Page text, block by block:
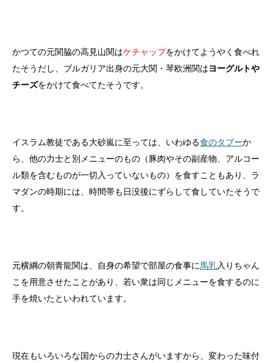
かつての元関脇の高見山関はケチャップをかけてようやく食べれ
たそうだし、ブルガリア出身の元大関・琴欧洲関はヨーグルトや
チーズをかけて食べてたそうです。
イスラム教徒である大砂嵐に至っては、いわゆる食のタブーか
ら、他の力士と別メニューのもの（豚肉やその副産物、アルコー
ル類を含むものが一切入っていないもの）を食すこともあり、ラ
マダンの時期には、時間帯も日没後にずらして食していたそうで
す。
元横綱の朝青龍関は、自身の希望で部屋の食事に馬乳入りちゃん
こを用意させたことがあり、若い衆は同じメニューを食するのに
手を焼いたといわれています。
現在もいろいろな国からの力士さんがいますから、変わった味付